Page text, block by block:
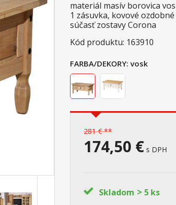
materiál masív borovica
1 zásuvka, kovové
súčasť zostavy Corona
Kód produktu: 163910
FARBA/DEKORY: vosk
281 € **
174,50 € s DPH
Skladom > 5 ks